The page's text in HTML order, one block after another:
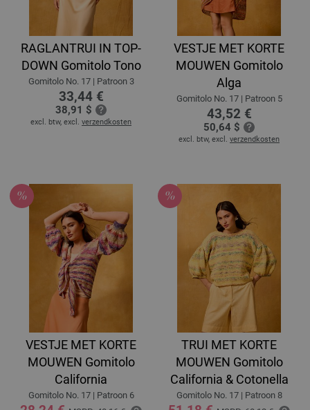
RAGLANTRUI IN TOP-
DOWN Gomitolo Tono
Gomitolo No. 17 | Patroon 3
33,44 €
38,91 $
excl. btw, excl. verzendkosten
VESTJE MET KORTE
MOUWEN Gomitolo
Alga
Gomitolo No. 17 | Patroon 5
43,52 €
50,64 $
excl. btw, excl. verzendkosten
VESTJE MET KORTE
MOUWEN Gomitolo
California
Gomitolo No. 17 | Patroon 6
TRUI MET KORTE
MOUWEN Gomitolo
California & Cotonella
Gomitolo No. 17 | Patroon 8